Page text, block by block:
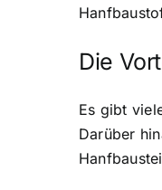
Die
Es gibt
Darüber